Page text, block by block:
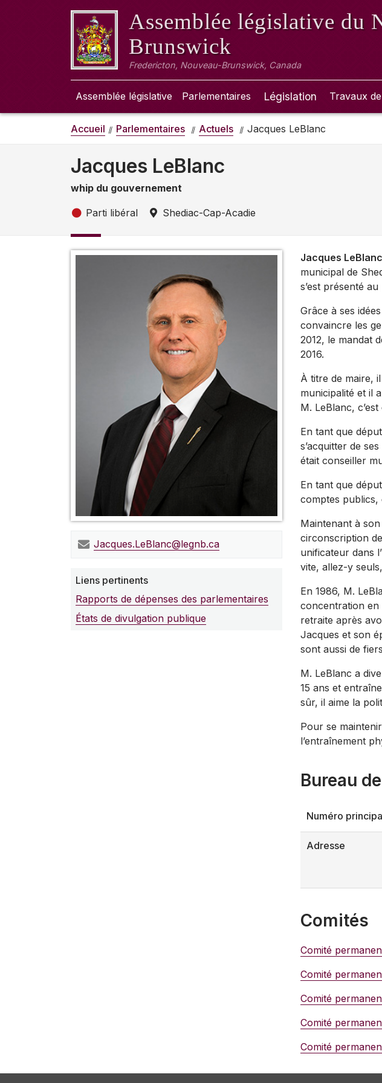
Assemblée législative du
Brunswick
Fredericton, Nouveau-Brunswick, Canada
Assemblée législative Parlementaires Législation Travaux
Accueil Parlementaires Actuels Jacques LeBlanc
Jacques LeBlanc
whip du gouvernement
Parti libéral Shediac-Cap-Acadie
Jacques.LeBlanc@legnb.ca
Liens pertinents
Rapports de dépenses des parlementaires
États de divulgation publique
Jacques LeBlanc
municipal de
s’est présenté
Grâce à ses
convaincre les
2012, le mandat
2016.
À titre de maire,
municipalité et il
M. LeBlanc,
En tant que
s’acquitter de
était conseiller
En tant que
comptes publics,
Maintenant à
circonscription de
unificateur dans
vite, allez-y
En 1986, M.
concentration en
retraite après
Jacques et son
sont aussi de
M. LeBlanc a
15 ans et
sûr, il aime la
Pour se
l’entraînement
Bureau
Numéro
Adresse
Comités
Comité
Comité
Comité
Comité
Comité